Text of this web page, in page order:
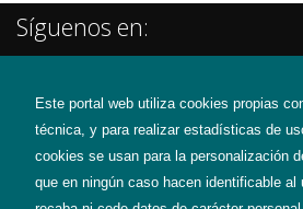
Este portal web utiliza cookies propias
técnica, y para realizar estadísticas de
cookies se usan para la personalización
que en ningún caso hacen identificable al
Síguenos en: